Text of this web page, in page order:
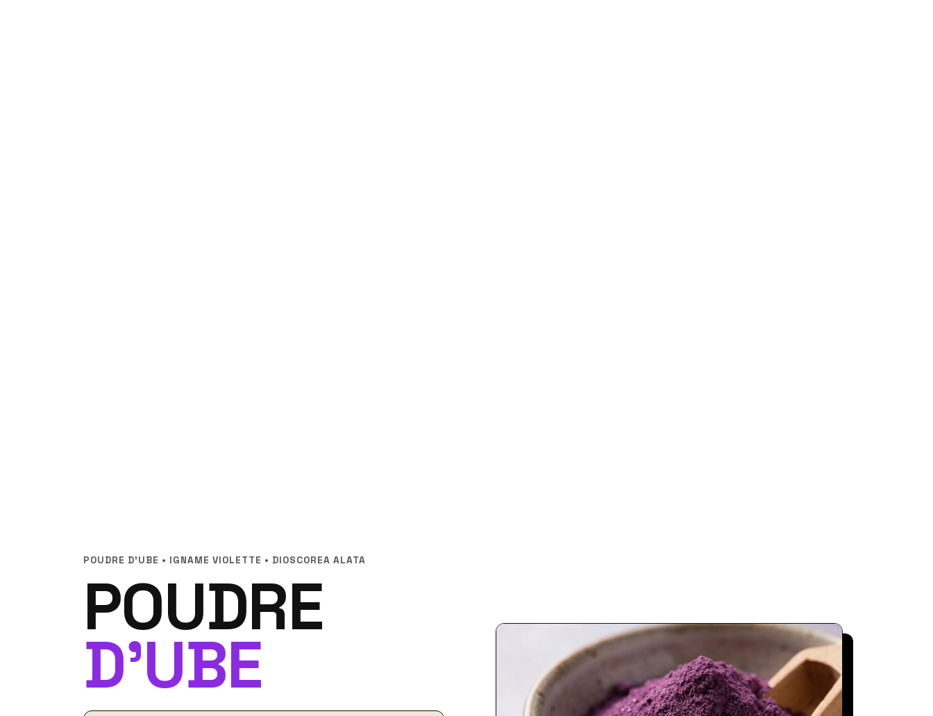
POUDRE D'UBE • IGNAME VIOLETTE • DIOSCOREA ALATA
POUDRE
D'UBE